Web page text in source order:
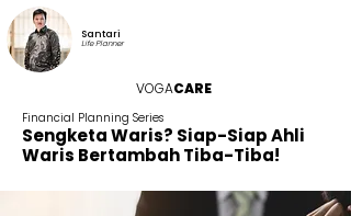
VOGACARE
Santari
Life Planner
Financial Planning Series
Sengketa Waris? Siap-Siap Ahli
Waris Bertambah Tiba-Tiba!